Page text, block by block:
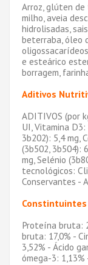
Arroz, glúten de
milho, aveia
hidrolisadas,
beterraba, óleo
e esteárico
borragem,
Aditivos
ADITIVOS (por
UI, Vitamina D3:
3b202): 5,4 mg,
(3b502, 3b504):
mg, Selénio
tecnológicos:
Conservantes -
Proteína bruta:
bruta: 17,0% -
3,52% - Ácido
ómega-3: 1,13%